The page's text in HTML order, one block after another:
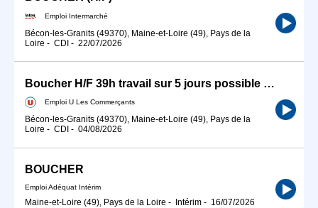
Emploi Intermarché
Bécon-les-Granits (49370), Maine-et-Loire (49), Pays de la
Loire - CDI - 22/07/2026
Boucher H/F 39h travail sur 5 jours possible SALAIRE SUIVANT PROFIL
Emploi U Les Commerçants
Bécon-les-Granits (49370), Maine-et-Loire (49), Pays de la
Loire - CDI - 04/08/2026
BOUCHER
Emploi Adéquat Intérim
Maine-et-Loire (49), Pays de la Loire - Intérim - 16/07/2026